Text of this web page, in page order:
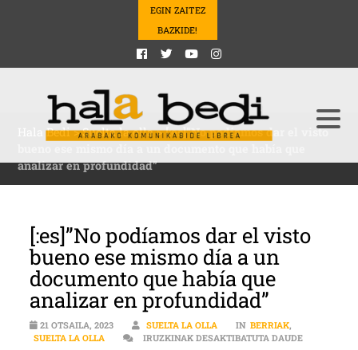
EGIN ZAITEZ
BAZKIDE!
Hala Bedi>Suelta la olla>[:es]”No podíamos dar el visto
analizar en profundidad”
[:es]”No podíamos dar el visto
bueno ese mismo día a un
documento que había que
analizar en profundidad”
21 OTSAILA, 2023 SUELTA LA OLLA IN BERRIAK,
SUELTA LA OLLA
IRUZKINAK DESAKTIBATUTA DAUDE[:ES]”NO